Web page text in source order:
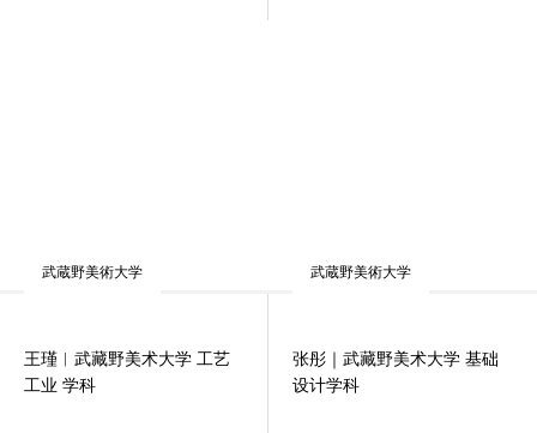
武蔵野美術大学
王瑾︱武藏野美术大学 工艺
工业 学科
武蔵野美術大学
张彤｜武藏野美术大学 基础
设计学科